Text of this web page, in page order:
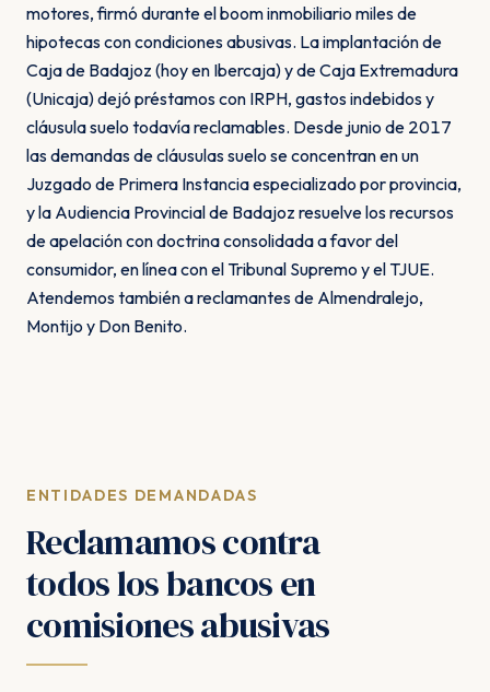
motores, firmó durante el boom inmobiliario miles de
hipotecas con condiciones abusivas. La implantación de
Caja de Badajoz (hoy en Ibercaja) y de Caja Extremadura
(Unicaja) dejó préstamos con IRPH, gastos indebidos y
cláusula suelo todavía reclamables. Desde junio de 2017
las demandas de cláusulas suelo se concentran en un
Juzgado de Primera Instancia especializado por provincia,
y la Audiencia Provincial de Badajoz resuelve los recursos
de apelación con doctrina consolidada a favor del
consumidor, en línea con el Tribunal Supremo y el TJUE.
Atendemos también a reclamantes de Almendralejo,
Montijo y Don Benito.
ENTIDADES DEMANDADAS
Reclamamos contra
todos los bancos en
comisiones abusivas